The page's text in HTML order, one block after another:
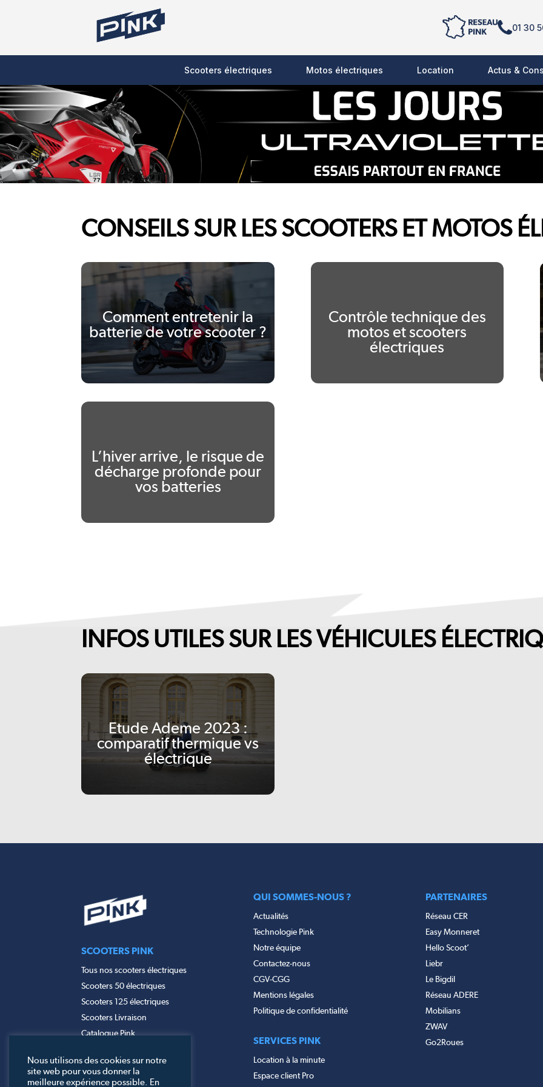
01 30
Scooters électriques
Pink Me
Voir tous nos scooters électriques
Motos électriques
F77 Mach 2
Voir toutes nos motos électriques
Location Actus &
CONSEILS SUR LES SCOOTERS ET MOTOS
Comment entretenir la
batterie de votre scooter ?
L’hiver arrive, le risque de
décharge profonde pour
vos batteries
Contrôle technique des
motos et scooters
électriques
INFOS UTILES SUR LES VÉHICULES
Etude Ademe 2023 :
comparatif thermique vs
électrique
SCOOTERS PINK
Tous nos scooters électriques
Scooters 50 électriques
Scooters 125 électriques
Scooters Livraison
Catalogue Pink
QUI SOMMES-NOUS ?
Actualités
Technologie Pink
Notre équipe
Contactez-nous
CGV-CGG
Mentions légales
Politique de confidentialité
SERVICES PINK
Location à la minute
Espace client Pro
PARTENAIRES
Réseau CER
Easy Monneret
Hello Scoot’
Liebr
Le Bigdil
Réseau ADERE
Mobilians
ZWAV
Go2Roues
Nous utilisons des cookies sur notre
site web pour vous donner la
meilleure expérience possible. En